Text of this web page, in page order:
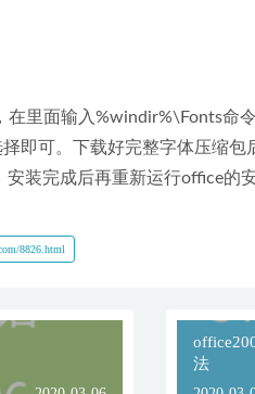
在里面输入%windir%\Fonts命
即可。下载好完整字体压缩
装完成后再重新运行office的安
8826.html
法